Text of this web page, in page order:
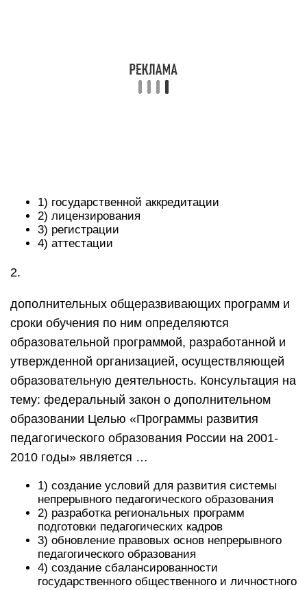
1) государственной аккредитации
2) лицензирования
3) регистрации
4) аттестации
2.
дополнительных общеразвивающих программ и
сроки обучения по ним определяются
образовательной программой, разработанной и
утвержденной организацией, осуществляющей
образовательную деятельность. Консультация на
тему: федеральный закон о дополнительном
образовании Целью «Программы развития
педагогического образования России на 2001-
2010 годы» является …
1) создание условий для развития системы
непрерывного педагогического образования
2) разработка региональных программ
подготовки педагогических кадров
3) обновление правовых основ непрерывного
педагогического образования
4) создание сбалансированности
государственного общественного и личностного